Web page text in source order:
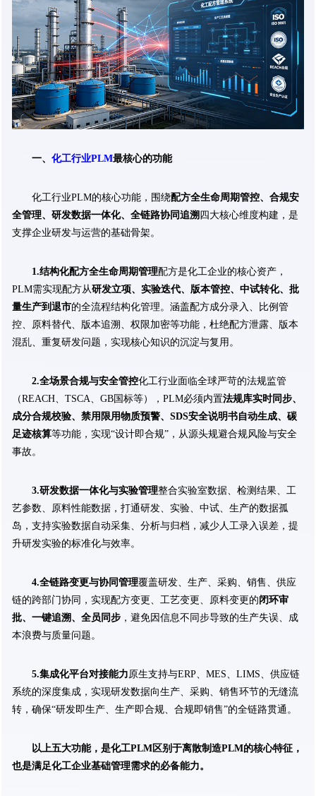
一、 化工行业PLM最核心的功能
化工行业PLM的核心功能，围绕配方全生命周期管控、合规安
全管理、研发数据一体化、全链路协同追溯四大核心维度构建，是
支撑企业研发与运营的基础骨架。
1.结构化配方全生命周期管理配方是化工企业的核心资产，
PLM需实现配方从研发立项、实验迭代、版本管控、中试转化、批
量生产到退市的全流程结构化管理。涵盖配方成分录入、比例管
控、原料替代、版本追溯、权限加密等功能，杜绝配方泄露、版本
混乱、重复研发问题，实现核心知识的沉淀与复用。
2.全场景合规与安全管控化工行业面临全球严苛的法规监管
（REACH、TSCA、GB国标等），PLM必须内置法规库实时同步、
成分合规校验、禁用限用物质预警、SDS安全说明书自动生成、碳
足迹核算等功能，实现“设计即合规”，从源头规避合规风险与安全
事故。
3.研发数据一体化与实验管理整合实验室数据、检测结果、工
艺参数、原料性能数据，打通研发、实验、中试、生产的数据孤
岛，支持实验数据自动采集、分析与归档，减少人工录入误差，提
升研发实验的标准化与效率。
4.全链路变更与协同管理覆盖研发、生产、采购、销售、供应
链的跨部门协同，实现配方变更、工艺变更、原料变更的闭环审
批、一键追溯、全员同步 ，避免因信息不同步导致的生产失误、成
本浪费与质量问题。
5.集成化平台对接能力 原生支持与ERP、MES、LIMS、供应链
系统的深度集成，实现研发数据向生产、采购、销售环节的无缝流
转，确保“研发即生产、生产即合规、合规即销售”的全链路贯通。
以上五大功能，是化工PLM区别于离散制造PLM的核心特征，
也是满足化工企业基础管理需求的必备能力。